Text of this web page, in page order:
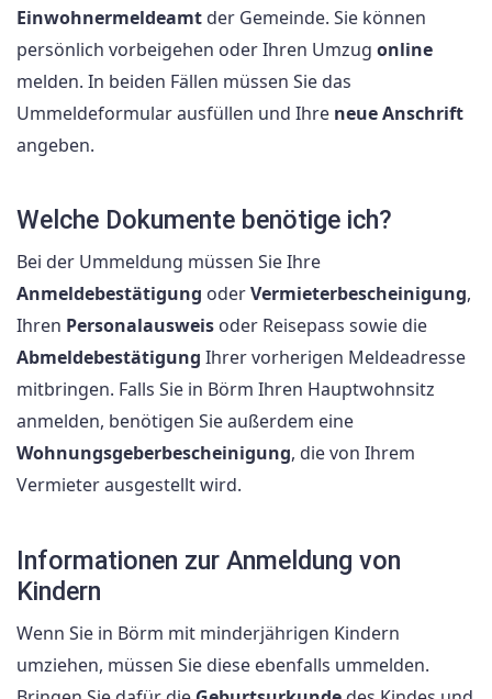
Einwohnermeldeamt der Gemeinde. Sie können
persönlich vorbeigehen oder Ihren Umzug online
melden. In beiden Fällen müssen Sie das
Ummeldeformular ausfüllen und Ihre neue Anschrift
angeben.
Welche Dokumente benötige ich?
Bei der Ummeldung müssen Sie Ihre
Anmeldebestätigung oderVermieterbescheinigung,
Ihren Personalausweis oder Reisepass sowie die
Abmeldebestätigung Ihrer vorherigen Meldeadresse
mitbringen. Falls Sie in Börm Ihren Hauptwohnsitz
anmelden, benötigen Sie außerdem eine
Wohnungsgeberbescheinigung, die von Ihrem
Vermieter ausgestellt wird.
Informationen zur Anmeldung von
Kindern
Wenn Sie in Börm mit minderjährigen Kindern
umziehen, müssen Sie diese ebenfalls ummelden.